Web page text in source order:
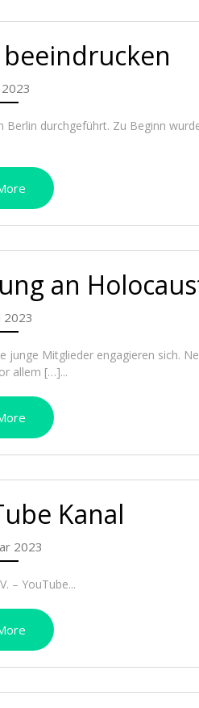
durchgeführt. Zu Beginn
an
2023
junge Mitglieder engagieren sich.
allem […]...
Kanal
2023
– YouTube...